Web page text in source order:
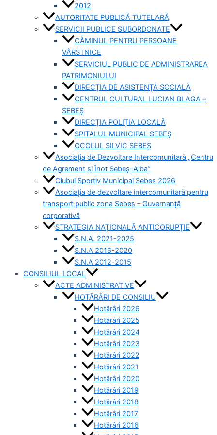
2012
AUTORITATE PUBLICĂ TUTELARĂ
SERVICII PUBLICE SUBORDONATE
CĂMINUL PENTRU PERSOANE
VÂRSTNICE
SERVICIUL PUBLIC DE ADMINISTRAREA
PATRIMONIULUI
DIRECȚIA DE ASISTENȚĂ SOCIALĂ
CENTRUL CULTURAL LUCIAN BLAGA –
SEBEȘ
DIRECȚIA POLIȚIA LOCALĂ
SPITALUL MUNICIPAL SEBEȘ
OCOLUL SILVIC SEBEȘ
Asociația de Dezvoltare Intercomunitară „Centru
de Agrement și Înot Sebeș-Alba”
Clubul Sportiv Municipal Sebeș 2026
Asociația de dezvoltare intercomunitară pentru
transport public zona Sebeș – Guvernanță
corporativă
STRATEGIA NAȚIONALĂ ANTICORUPȚIE
S.N.A. 2021-2025
S.N.A 2016-2020
S.N.A 2012-2015
CONSILIUL LOCAL
ACTE ADMINISTRATIVE
HOTĂRÂRI DE CONSILIU
Hotărâri 2026
Hotărâri 2025
Hotărâri 2024
Hotărâri 2023
Hotărâri 2022
Hotărâri 2021
Hotărâri 2020
Hotărâri 2019
Hotărâri 2018
Hotărâri 2017
Hotărâri 2016